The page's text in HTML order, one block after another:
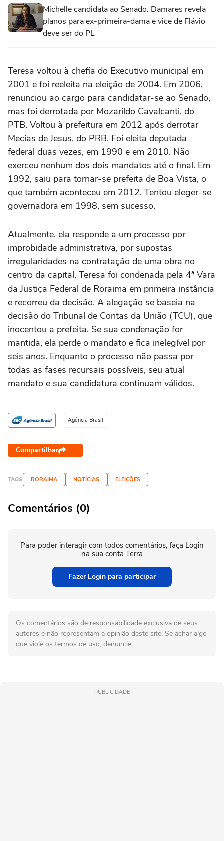
Michelle candidata ao Senado: Damares revela
planos para ex-primeira-dama e vice de Flávio
deve ser do PL
Teresa voltou à chefia do Executivo municipal em
2001 e foi reeleita na eleição de 2004. Em 2006,
renunciou ao cargo para candidatar-se ao Senado,
mas foi derrotada por Mozarildo Cavalcanti, do
PTB. Voltou à prefeitura em 2012 após derrotar
Mecias de Jesus, do PRB. Foi eleita deputada
federal duas vezes, em 1990 e em 2010. Não
exerceu nenhum dos dois mandatos até o final. Em
1992, saiu para tornar-se prefeita de Boa Vista, o
que também aconteceu em 2012. Tentou eleger-se
governadora em 1998, sem sucesso.
Atualmente, ela responde a um processo por
improbidade administrativa, por supostas
irregularidades na contratação de uma obra no
centro da capital. Teresa foi condenada pela 4ª Vara
da Justiça Federal de Roraima em primeira instância
e recorreu da decisão. A alegação se baseia na
decisão do Tribunal de Contas da União (TCU), que
inocentou a prefeita. Se sua condenação for
mantida, ela perde o mandato e fica inelegível por
seis anos. Enquanto o processo não passa por
todas as fases recursais possíveis, seu atual
mandato e sua candidatura continuam válidos.
Agência Brasil
Compartilhar
TAGS RORAIMA NOTÍCIAS ELEIÇÕES
Comentários (0)
Para poder interagir com todos comentários, faça Login
na sua conta Terra
Fazer Login para participar
Os comentários são de responsabilidade exclusiva de seus
autores e não representam a opinião deste site. Se achar algo
que viole os termos de uso, denuncie.
PUBLICIDADE